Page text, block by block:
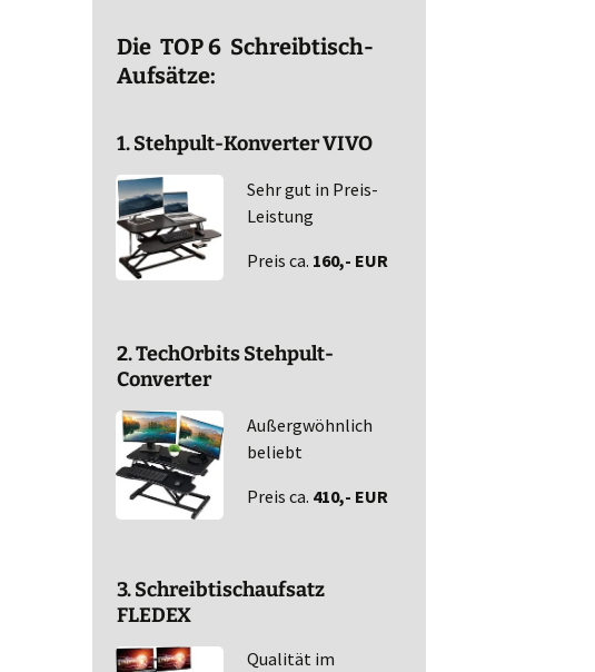
Die TOP 6 Schreibtisch-
Aufsätze:
1. Stehpult-Konverter VIVO
Sehr gut in Preis-
Leistung
Preis ca. 160,- EUR
2. TechOrbits Stehpult-
Converter
Außergwöhnlich
beliebt
Preis ca. 410,- EUR
3. Schreibtischaufsatz
FLEDEX
Qualität im